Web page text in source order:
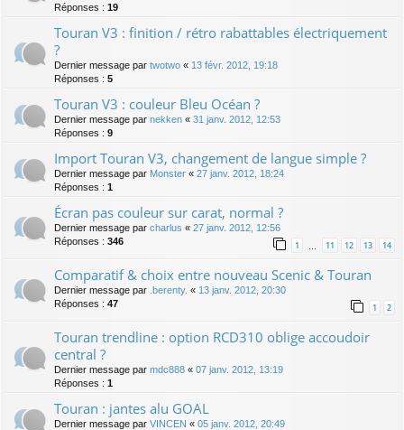
Réponses : 19
Touran V3 : finition / rétro rabattables électriquement
?
Dernier message par twotwo « 13 févr. 2012, 19:18
Réponses : 5
Touran V3 : couleur Bleu Océan ?
Dernier message par nekken « 31 janv. 2012, 12:53
Réponses : 9
Import Touran V3, changement de langue simple ?
Dernier message par Monster « 27 janv. 2012, 18:24
Réponses : 1
Écran pas couleur sur carat, normal ?
Dernier message par charlus « 27 janv. 2012, 12:56
Réponses : 346 1 11 12 13 14
Comparatif & choix entre nouveau Scenic & Touran
Dernier message par .berenty. « 13 janv. 2012, 20:30
Réponses : 47 1 2
Touran trendline : option RCD310 oblige accoudoir
central ?
Dernier message par mdc888 « 07 janv. 2012, 13:19
Réponses : 1
Touran : jantes alu GOAL
Dernier message par VINCEN « 05 janv. 2012, 20:49